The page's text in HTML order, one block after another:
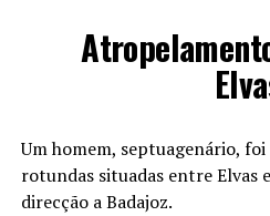
Um homem, septuagenário,
rotundas situadas entre Elvas
direcção a Badajoz.